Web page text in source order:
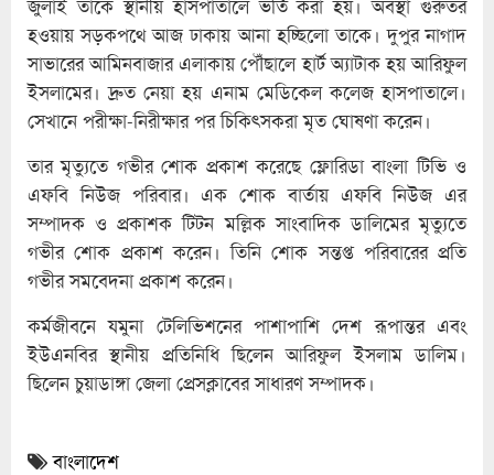
জুলাই তাকে স্থানীয় হাসপাতালে ভর্তি করা হয়। অবস্থা গুরুতর
হওয়ায় সড়কপথে আজ ঢাকায় আনা হচ্ছিলো তাকে। দুপুর নাগাদ
সাভারের আমিনবাজার এলাকায় পৌঁছালে হার্ট অ্যাটাক হয় আরিফুল
ইসলামের। দ্রুত নেয়া হয় এনাম মেডিকেল কলেজ হাসপাতালে।
সেখানে পরীক্ষা-নিরীক্ষার পর চিকিৎসকরা মৃত ঘোষণা করেন।
তার মৃত্যুতে গভীর শোক প্রকাশ করেছে ফ্লোরিডা বাংলা টিভি ও
এফবি নিউজ পরিবার। এক শোক বার্তায় এফবি নিউজ এর
সম্পাদক ও প্রকাশক টিটন মল্লিক সাংবাদিক ডালিমের মৃত্যুতে
গভীর শোক প্রকাশ করেন। তিনি শোক সন্তপ্ত পরিবারের প্রতি
গভীর সমবেদনা প্রকাশ করেন।
কর্মজীবনে যমুনা টেলিভিশনের পাশাপাশি দেশ রূপান্তর এবং
ইউএনবির স্থানীয় প্রতিনিধি ছিলেন আরিফুল ইসলাম ডালিম।
ছিলেন চুয়াডাঙ্গা জেলা প্রেসক্লাবের সাধারণ সম্পাদক।
বাংলাদেশ